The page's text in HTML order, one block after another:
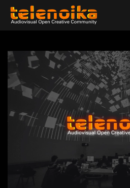
Ir al contenido principal